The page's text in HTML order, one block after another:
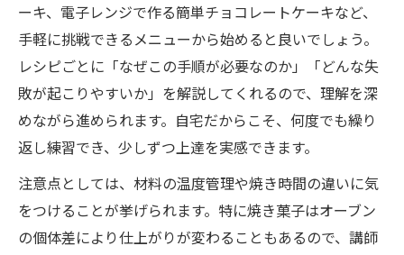
ーキ、電子レンジで作る簡単チョコレートケーキなど、
手軽に挑戦できるメニューから始めると良いでしょう。
レシピごとに「なぜこの手順が必要なのか」「どんな失
敗が起こりやすいか」を解説してくれるので、理解を深
めながら進められます。自宅だからこそ、何度でも繰り
返し練習でき、少しずつ上達を実感できます。
注意点としては、材料の温度管理や焼き時間の違いに気
をつけることが挙げられます。特に焼き菓子はオーブン
の個体差により仕上がりが変わることもあるので、講師